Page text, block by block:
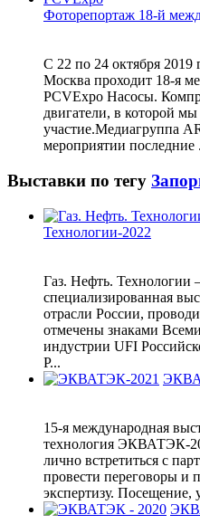
Фоторепортаж 18-й
С 22 по 24 октября
Москва проходит 18-я
PCVExpo Насосы.
двигатели, в которой
участие.Медиагруппа
мероприятии последние
Выставки по тегу
Технологии-2022
Газ. Нефть. Технологии
специализированная
отрасли России,
отмечены знаками
индустрии UFI
Р...
15-я международная
технология ЭКВАТЭК-
лично встретиться с
провести переговоры и
экспертизу. Посещение,